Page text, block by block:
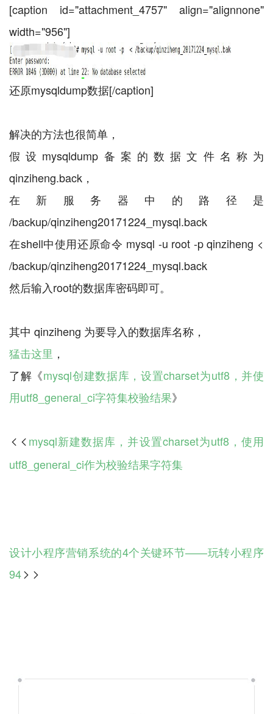
[caption id="attachment_4757" align="alignnone"
width="956"]
还原mysqldump数据[/caption]
解决的方法也很简单，
假设mysqldump备案的数据文件名称为
qinziheng.back，
在新服务器中的路径是
/backup/qinziheng20171224_mysql.back
在shell中使用还原命令 mysql -u root -p qinziheng <
/backup/qinziheng20171224_mysql.back
然后输入root的数据库密码即可。
猛击这里 ，
了解《mysql创建数据库，设置charset为utf8，并使
用utf8_general_ci字符集校验结果
 mysql新建数据库，并设置charset为utf8，使用
utf8_general_ci作为校验结果字符集
设计小程序营销系统的4个关键环节——玩转小程序
94 